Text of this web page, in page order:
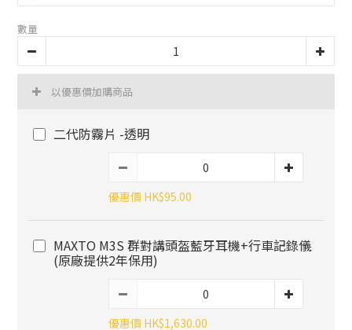
數量
以優惠價加購商品
二代防霧片 -透明
優惠價 HK$95.00
MAXTO M3S 群對講頭盔藍牙耳機+行車記錄儀
(原廠提供2年保用)
優惠價 HK$1,630.00